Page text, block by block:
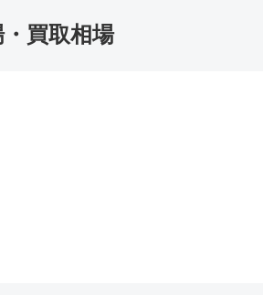
買取相場